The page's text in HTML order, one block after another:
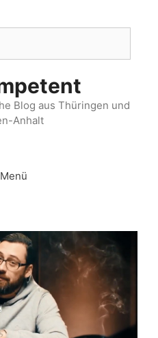
Blog aus Thüringen und
Anhalt
Menü